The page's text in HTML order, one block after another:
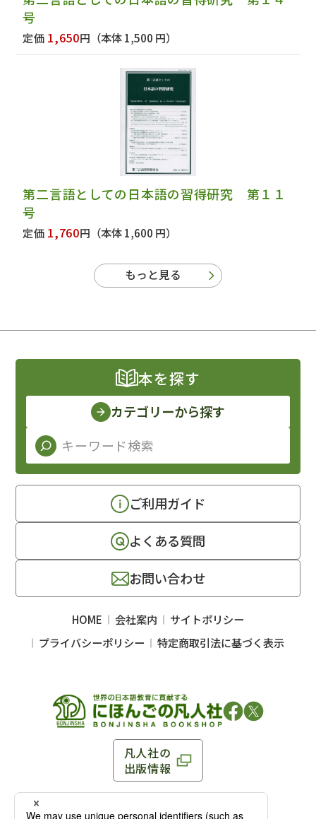
号
定価 1,650円 （本体 1,500 円）
第二言語としての日本語の習得研究 第１１
号
定価 1,760円 （本体 1,600 円）
もっと見る
凡人社の
出版情報
〒102-0093 東京都千代田区平河町 1-3-13 8F
本を探す
カテゴリーから探す
ご利用ガイド
よくある質問
お問い合わせ
HOME 会社案内
サイトポリシー
プライバシーポリシー
特定商取引法に基づく表示